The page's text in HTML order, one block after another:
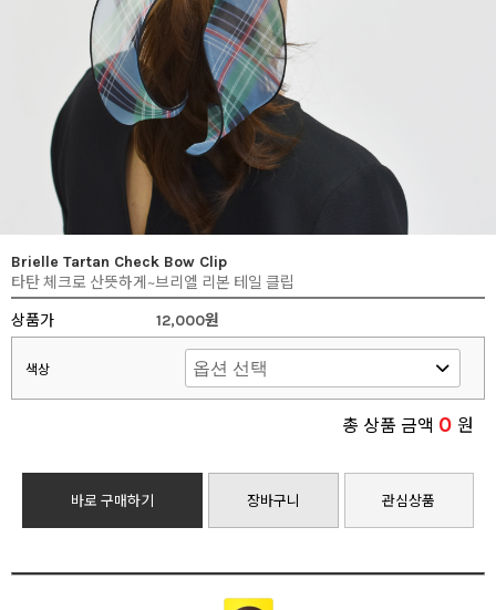
Brielle Tartan Check Bow Clip
타탄 체크로 산뜻하게~브리엘 리본 테일 클립
상품가
12,000원
색상
총 상품 금액 0 원
바로 구매하기 장바구니 관심상품